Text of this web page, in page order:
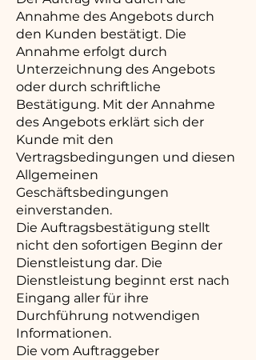
Annahme des Angebots durch
den Kunden bestätigt. Die
Annahme erfolgt durch
Unterzeichnung des Angebots
oder durch schriftliche
Bestätigung. Mit der Annahme
des Angebots erklärt sich der
Kunde mit den
Vertragsbedingungen und diesen
Allgemeinen
Geschäftsbedingungen
einverstanden.
Die Auftragsbestätigung stellt
nicht den sofortigen Beginn der
Dienstleistung dar. Die
Dienstleistung beginnt erst nach
Eingang aller für ihre
Durchführung notwendigen
Informationen.
Die vom Auftraggeber